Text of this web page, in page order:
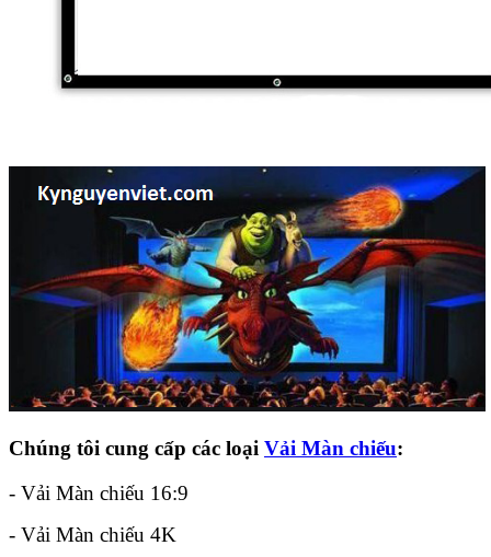
Chúng tôi cung cấp các loại Vải Màn chiếu:
- Vải Màn chiếu 16:9
- Vải Màn chiếu 4K